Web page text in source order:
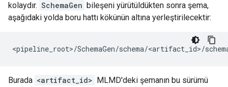
kolaydır. SchemaGen bileşeni yürütüldükten sonra şema,
aşağıdaki yolda boru hattı kökünün altına yerleştirilecektir:
Burada <artifact_id> MLMD'deki şemanın bu sürümü